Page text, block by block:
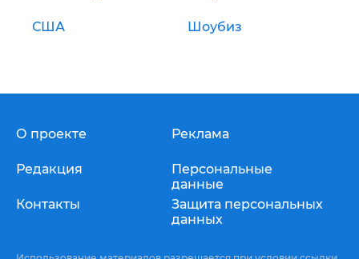
США Шоубиз
О проекте
Редакция
Контакты
Реклама
Персональные
данные
Защита персональных
данных